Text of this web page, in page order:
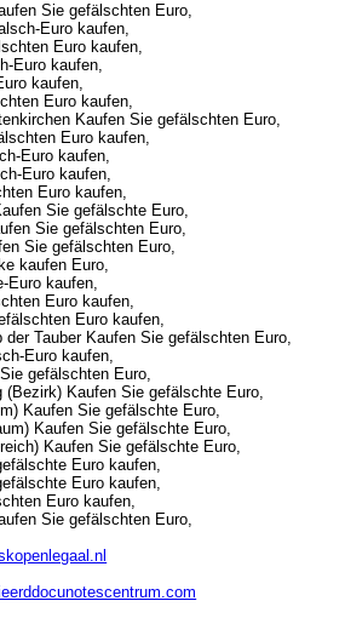
Sie gefälschten Euro,
Euro kaufen,
Euro kaufen,
Euro kaufen,
kaufen,
Euro kaufen,
Kaufen Sie gefälschten Euro,
Euro kaufen,
Euro kaufen,
Euro kaufen,
Euro kaufen,
Sie gefälschte Euro,
Sie gefälschten Euro,
Sie gefälschten Euro,
kaufen Euro,
Euro kaufen,
Euro kaufen,
Euro kaufen,
der Tauber Kaufen Sie gefälschten Euro,
Euro kaufen,
gefälschten Euro,
(Bezirk) Kaufen Sie gefälschte Euro,
Kaufen Sie gefälschte Euro,
Kaufen Sie gefälschte Euro,
Kaufen Sie gefälschte Euro,
Euro kaufen,
Euro kaufen,
Euro kaufen,
Sie gefälschten Euro,